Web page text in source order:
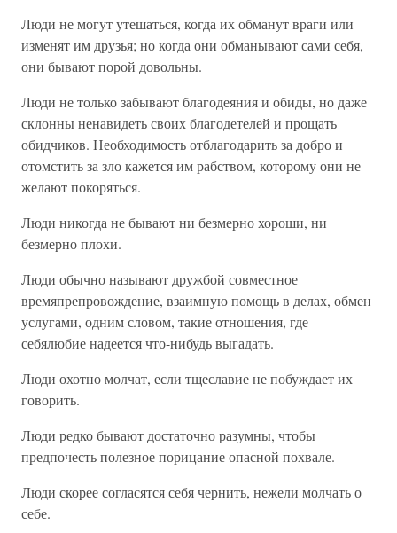
Люди не могут утешаться, когда их обманут враги или
изменят им друзья; но когда они обманывают сами себя,
они бывают порой довольны.
Люди не только забывают благодеяния и обиды, но даже
склонны ненавидеть своих благодетелей и прощать
обидчиков. Необходимость отблагодарить за добро и
отомстить за зло кажется им рабством, которому они не
желают покоряться.
Люди никогда не бывают ни безмерно хороши, ни
безмерно плохи.
Люди обычно называют дружбой совместное
времяпрепровождение, взаимную помощь в делах, обмен
услугами, одним словом, такие отношения, где
себялюбие надеется что-нибудь выгадать.
Люди охотно молчат, если тщеславие не побуждает их
говорить.
Люди редко бывают достаточно разумны, чтобы
предпочесть полезное порицание опасной похвале.
Люди скорее согласятся себя чернить, нежели молчать о
себе.